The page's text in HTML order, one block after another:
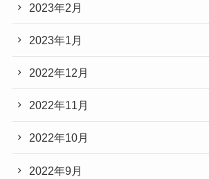
2023年2月
2023年1月
2022年12月
2022年11月
2022年10月
2022年9月